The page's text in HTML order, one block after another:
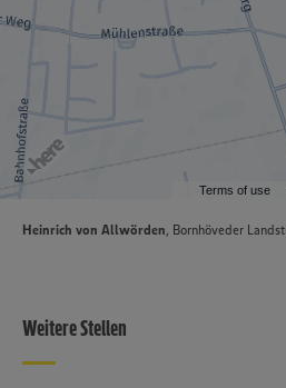
Terms of use
Heinrich von Allwörden, Bornhöveder
Weitere Stellen